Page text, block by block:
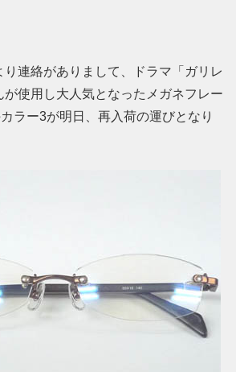
連絡がありまして、ドラマ「ガリレ
が使用し大人気となったメガネフレー
ラー3が明日、再入荷の運びとなり